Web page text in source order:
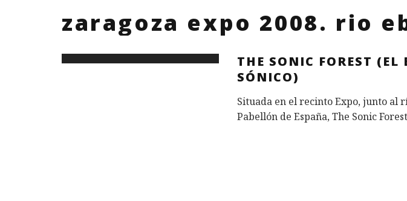
zaragoza expo 2008. rio
THE SONIC FOREST (EL
SÓNICO)
Situada en el recinto Expo, junto al
Pabellón de España, The Sonic